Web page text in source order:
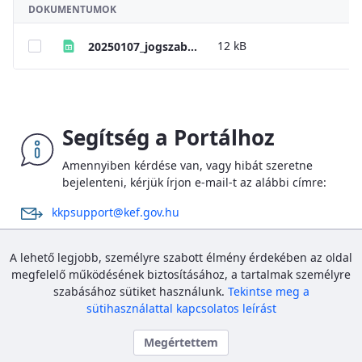
DOKUMENTUMOK
20250107_jogszabalyok_jegyzeke 12 kB
Segítség a Portálhoz
Amennyiben kérdése van, vagy hibát szeretne
bejelenteni, kérjük írjon e-mail-t az alábbi címre:
kkpsupport@kef.gov.hu
megkeresések miatt a kapcsolatfelvétel ideje elhúzódhat,
szíves megértésüket és türelmüket köszönjük.
Közbeszerzési és Ellátási Főigazgatóság
A lehető legjobb, személyre szabott élmény érdekében az oldal
megfelelő működésének biztosításához, a tartalmak személyre
szabásához sütiket használunk. Tekintse meg a
sütihasználattal kapcsolatos leírást
Megértettem